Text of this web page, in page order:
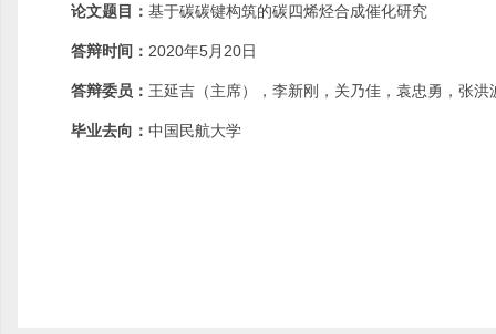
论文题目： 基于碳碳键构筑的碳四烯烃合成催化研究
答辩时间： 2020年5月20日
答辩委员： 王延吉（主席），李新刚，关乃佳，袁忠勇，张洪
毕业去向： 中国民航大学